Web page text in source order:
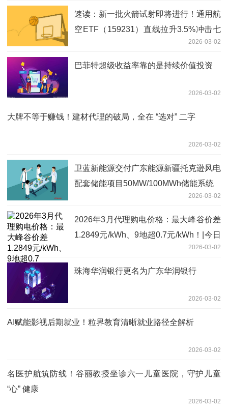
速读：新一批火箭试射即将进行！通用航
空ETF（159231）直线拉升3.5%冲击七
2026-03-02
巴菲特超级收益率靠的是持续价值投资
2026-03-02
大牌不等于赚钱！建材代理的破局，全在 “选对” 二字
2026-03-02
卫蓝新能源交付广东能源新疆托克逊风电
配套储能项目50MW/100MWh储能系统
2026-03-02
2026年3月代理购电价格：最大峰谷价差
1.2849元/kWh、9地超0.7元/kWh！|今日
2026-03-02
珠海华润银行更名为广东华润银行
2026-03-02
AI赋能影视后期就业！粒界教育清晰就业路径全解析
2026-03-02
名医护航筑防线！谷丽教授坐诊六一儿童医院，守护儿童
“心” 健康
2026-03-02